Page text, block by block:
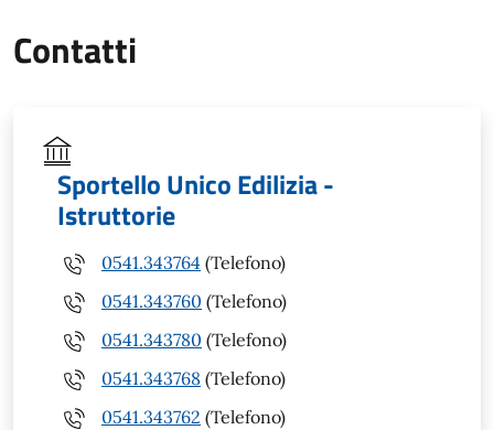
Contatti
Sportello Unico Edilizia -
Istruttorie
0541.343764 (Telefono)
0541.343760 (Telefono)
0541.343780 (Telefono)
0541.343768 (Telefono)
0541.343762 (Telefono)